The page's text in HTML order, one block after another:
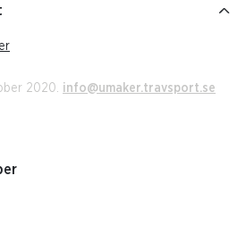
2020. info@umaker.travsport.se